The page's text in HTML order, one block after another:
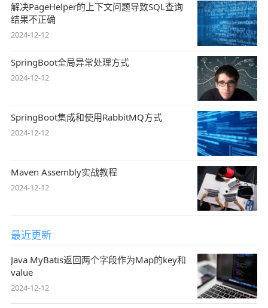
解决PageHelper的上下文问题导致SQL查询
结果不正确
2024-12-12
SpringBoot全局异常处理方式
2024-12-12
SpringBoot集成和使用RabbitMQ方式
2024-12-12
Maven Assembly实战教程
2024-12-12
最近更新
Java MyBatis返回两个字段作为Map的key和
value
2024-12-12